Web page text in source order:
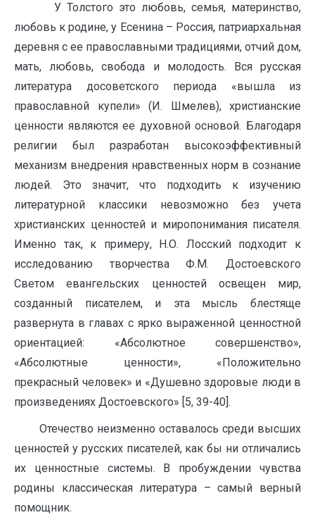
У Толстого это любовь, семья, материнство,
любовь к родине, у Есенина – Россия, патриархальная
деревня с ее православными традициями, отчий дом,
мать, любовь, свобода и молодость. Вся русская
литература досоветского периода «вышла из
православной купели» (И. Шмелев), христианские
ценности являются ее духовной основой. Благодаря
религии был разработан высокоэффективный
механизм внедрения нравственных норм в сознание
людей. Это значит, что подходить к изучению
литературной классики невозможно без учета
христианских ценностей и миропонимания писателя.
Именно так, к примеру, Н.О. Лосский подходит к
исследованию творчества Ф.М. Достоевского
Светом евангельских ценностей освещен мир,
созданный писателем, и эта мысль блестяще
развернута в главах с ярко выраженной ценностной
ориентацией: «Абсолютное совершенство»,
«Абсолютные ценности», «Положительно
прекрасный человек» и «Душевно здоровые люди в
произведениях Достоевского» [5, 39-40].
Отечество неизменно оставалось среди высших
ценностей у русских писателей, как бы ни отличались
их ценностные системы. В пробуждении чувства
родины классическая литература – самый верный
помощник.